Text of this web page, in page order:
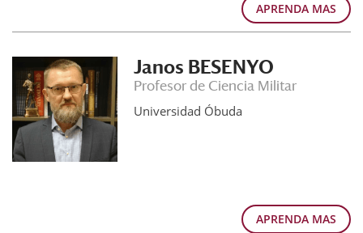
APRENDA MAS
Janos BESENYO
Profesor de Ciencia Militar
Universidad Óbuda
APRENDA MAS